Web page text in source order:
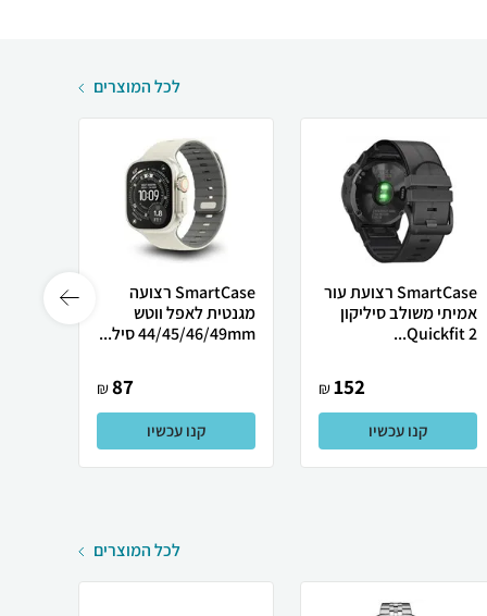
לכל המוצרים
SmartCase רצועת עור
אמיתי משולב סיליקון
Quickfit 2...
152
₪
קנו עכשיו
SmartCase רצועה
מגנטית לאפל ווטש
44/45/46/49mm סיל...
87
₪
קנו עכשיו
לכל המוצרים